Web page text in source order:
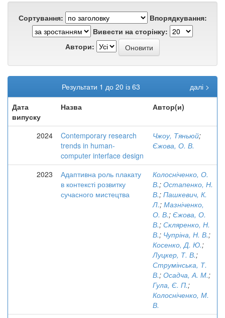
Сортування:
Впорядкування:
Вивести на сторінку:
Автори:
Результати 1 до 20 із 63
далі >
Дата
випуску
Назва Автор(и)
2024
Contemporary research
trends in human-
computer interface design
Чжоу, Тяньюй;
Єжова, О. В.
2023
Адаптивна роль плакату
в контексті розвитку
сучасного мистецтва
Колосніченко, О.
В.; Остапенко, Н.
В.; Пашкевич, К.
Л.; Мазніченко,
О. В.; Єжова, О.
В.; Скляренко, Н.
В.; Чупріна, Н. В.;
Косенко, Д. Ю.;
Луцкер, Т. В.;
Струмінська, Т.
В.; Осадча, А. М.;
Гула, Є. П.;
Колосніченко, М.
В.